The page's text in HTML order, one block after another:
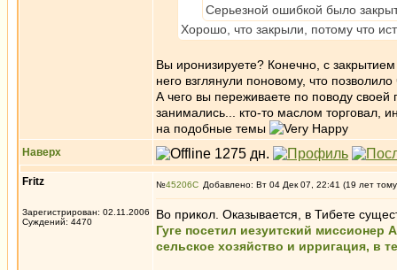
Серьезной ошибкой было
Хорошо, что закрыли, потому что
Вы иронизируете? Конечно, с
него взглянули поновому, что
А чего вы переживаете по поводу
занимались... кто-то маслом торговал,
на подобные темы
Наверх
Fritz
Зарегистрирован: 02.11.2006
Суждений: 4470
№45206 Добавлено: Вт 04 Дек 07, 22:41 (19 лет
Во прикол. Оказывается, в Тибете
Гуге посетил иезуитский
сельское хозяйство и ирригация, в